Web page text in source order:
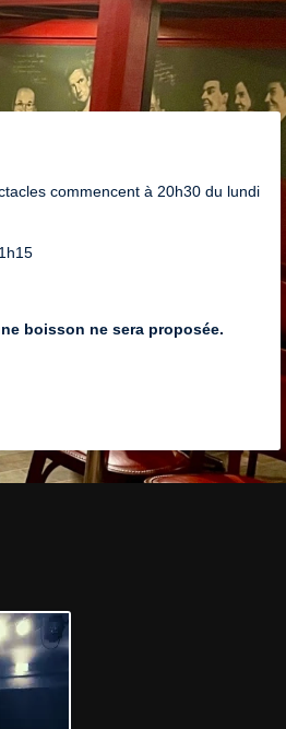
commencent à 20h30 du lundi
boisson ne sera proposée.